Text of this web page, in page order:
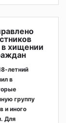
в хищении
летний
в
группу
и иного
Для